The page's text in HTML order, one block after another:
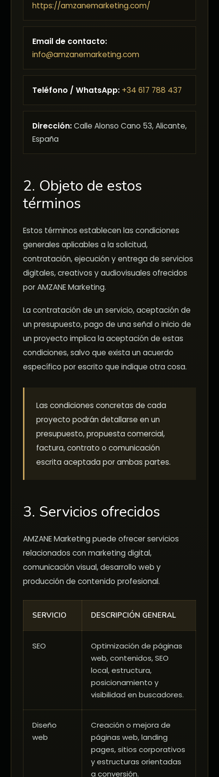
https://amzanemarketing.com/
Email de contacto:
info@amzanemarketing.com
Teléfono / WhatsApp: +34 617 788 437
Dirección:Calle Alonso Cano 53, Alicante,
España
2. Objeto de estos
términos
Estos términos establecen las condiciones
generales aplicables a la solicitud,
contratación, ejecución y entrega de servicios
digitales, creativos y audiovisuales ofrecidos
por AMZANE Marketing.
La contratación de un servicio, aceptación de
un presupuesto, pago de una señal o inicio de
un proyecto implica la aceptación de estas
condiciones, salvo que exista un acuerdo
específico por escrito que indique otra cosa.
Las condiciones concretas de cada
proyecto podrán detallarse en un
presupuesto, propuesta comercial,
factura, contrato o comunicación
escrita aceptada por ambas partes.
3. Servicios ofrecidos
AMZANE Marketing puede ofrecer servicios
relacionados con marketing digital,
comunicación visual, desarrollo web y
producción de contenido profesional.
SERVICIO DESCRIPCIÓN GENERAL
SEO
Optimización de páginas
web, contenidos, SEO
local, estructura,
posicionamiento y
visibilidad en buscadores.
Diseño
web
Creación o mejora de
páginas web, landing
pages, sitios corporativos
y estructuras orientadas
a conversión.